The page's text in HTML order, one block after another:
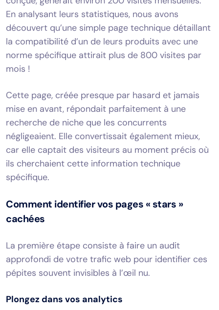
En analysant leurs statistiques, nous avons
découvert qu’une simple page technique détaillant
la compatibilité d’un de leurs produits avec une
norme spécifique attirait plus de 800 visites par
mois !
Cette page, créée presque par hasard et jamais
mise en avant, répondait parfaitement à une
recherche de niche que les concurrents
négligeaient. Elle convertissait également mieux,
car elle captait des visiteurs au moment précis où
ils cherchaient cette information technique
spécifique.
Comment identifier vos pages « stars »
cachées
La première étape consiste à faire un audit
approfondi de votre trafic web pour identifier ces
pépites souvent invisibles à l’œil nu.
Plongez dans vos analytics